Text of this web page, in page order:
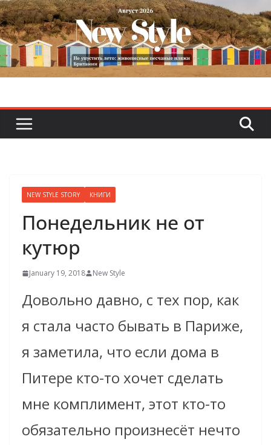
Skip
to
content
NEW STYLE STORY КНИГИ
Понедельник не от
кутюр
January 19, 2018 New Style
Довольно давно, с тех пор, как
я стала часто бывать в Париже,
я заметила, что если дома в
Питере кто-то хочет сделать
мне комплимент, этот кто-то
обязательно произнесёт нечто